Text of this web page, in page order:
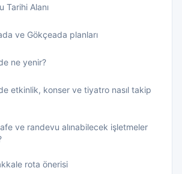
Tarihi Alanı
ve Gökçeada planları
ne yenir?
etkinlik, konser ve tiyatro nasıl takip
ve randevu alınabilecek işletmeler
rota önerisi